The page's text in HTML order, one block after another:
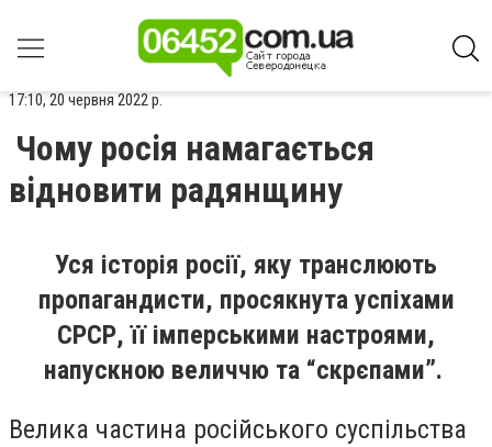
17:10, 20 червня 2022 р.
Чому росія намагається
відновити радянщину
Уся історія росії, яку транслюють
пропагандисти, просякнута успіхами
СРСР, її імперськими настроями,
напускною величчю та “скрєпами”.
Велика частина російського суспільства